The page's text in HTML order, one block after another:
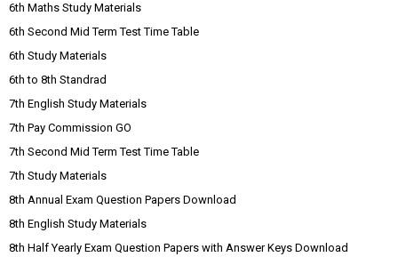
6th Maths Study Materials
6th Second Mid Term Test Time Table
6th Study Materials
6th to 8th Standrad
7th English Study Materials
7th Pay Commission GO
7th Second Mid Term Test Time Table
7th Study Materials
8th Annual Exam Question Papers Download
8th English Study Materials
8th Half Yearly Exam Question Papers with Answer Keys Download